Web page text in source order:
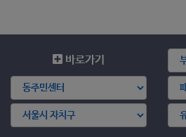
바로가기